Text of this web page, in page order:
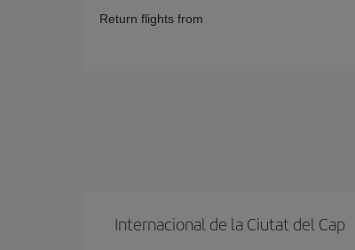
Return flights from
Internacional de la Ciutat del Cap